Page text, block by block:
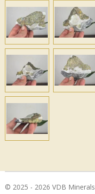
© 2025 - 2026 VDB Minerals